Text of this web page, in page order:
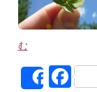
む
Share